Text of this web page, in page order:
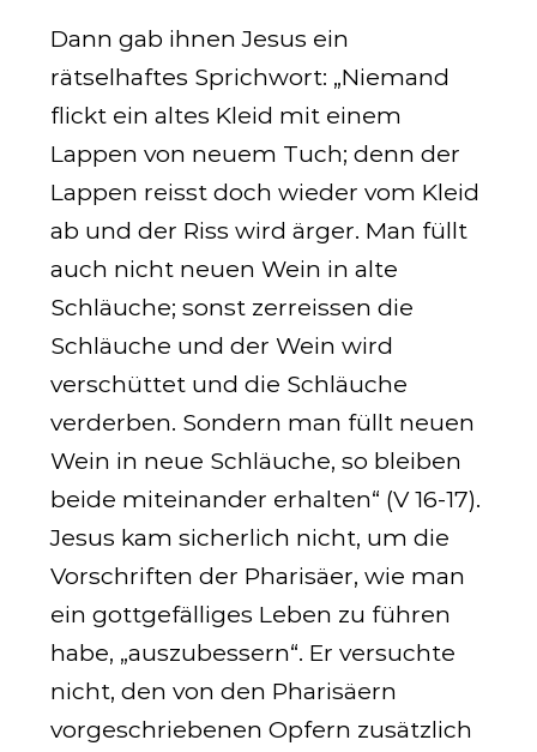
Dann gab ihnen Jesus ein
rätselhaftes Sprichwort: „Niemand
flickt ein altes Kleid mit einem
Lappen von neuem Tuch; denn der
Lappen reisst doch wieder vom Kleid
ab und der Riss wird ärger. Man füllt
auch nicht neuen Wein in alte
Schläuche; sonst zerreissen die
Schläuche und der Wein wird
verschüttet und die Schläuche
verderben. Sondern man füllt neuen
Wein in neue Schläuche, so bleiben
beide miteinander erhalten“ (V 16-17).
Jesus kam sicherlich nicht, um die
Vorschriften der Pharisäer, wie man
ein gottgefälliges Leben zu führen
habe, „auszubessern“. Er versuchte
nicht, den von den Pharisäern
vorgeschriebenen Opfern zusätzlich